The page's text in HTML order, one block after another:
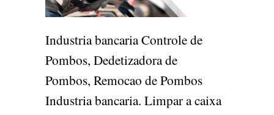
Industria bancaria Controle de
Pombos, Dedetizadora de
Pombos, Remocao de Pombos
Industria bancaria. Limpar a caixa